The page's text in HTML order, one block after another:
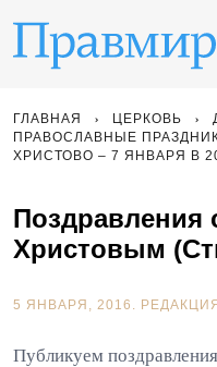
ГЛАВНАЯ ЦЕРКОВЬ
ПРАВОСЛАВНЫЕ
ХРИСТОВО – 7 ЯНВАРЯ В
Поздравления
Христовым
5 ЯНВАРЯ, 2016.
Публикуем